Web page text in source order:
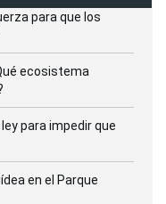
para que los
ecosistema
para impedir que
en el Parque